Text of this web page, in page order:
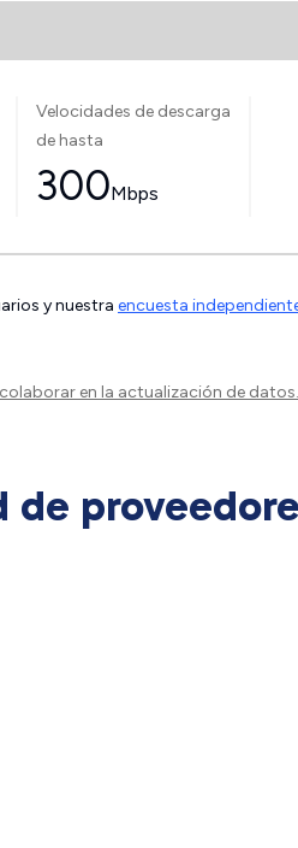
Velocidades de descarga
de hasta
300Mbps
y nuestra encuesta
en la actualización de datos.